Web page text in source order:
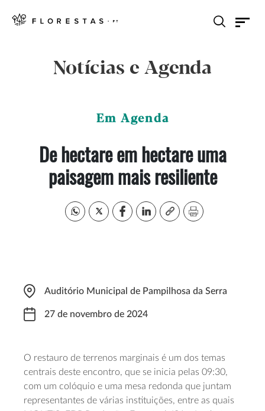
Notícias e Agenda
Em Agenda
De hectare em hectare uma
paisagem mais resiliente
Auditório Municipal de Pampilhosa da Serra
27 de novembro de 2024
O restauro de terrenos marginais é um dos temas
centrais deste encontro, que se inicia pelas 09:30,
com um colóquio e uma mesa redonda que juntam
representantes de várias instituições, entre as quais